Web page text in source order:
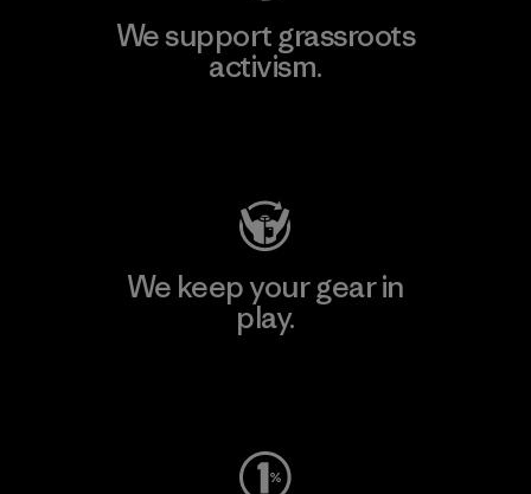
We support grassroots
activism.
We keep your gear in
play.